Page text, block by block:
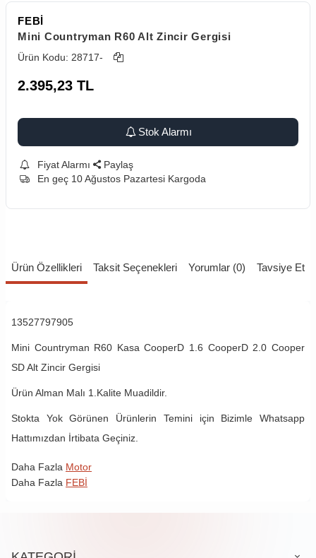
FEBİ
Mini Countryman R60 Alt Zincir Gergisi
Ürün Kodu: 28717-
2.395,23 TL
Stok Alarmı
Fiyat Alarmı
Paylaş
En geç 10 Ağustos Pazartesi Kargoda
Ürün Özellikleri Taksit Seçenekleri Yorumlar (0) Tavsiye Et
13527797905
Mini Countryman R60 Kasa CooperD 1.6 CooperD 2.0 Cooper
SD Alt Zincir Gergisi
Ürün Alman Malı 1.Kalite Muadildir.
Stokta Yok Görünen Ürünlerin Temini için Bizimle Whatsapp
Hattımızdan İrtibata Geçiniz.
Daha Fazla Motor
Daha Fazla FEBİ